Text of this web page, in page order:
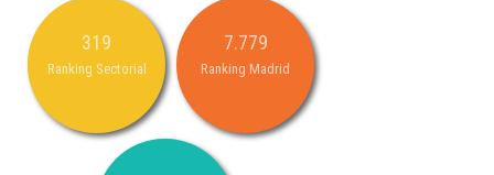
319
Ranking Sectorial
7.779
Ranking Madrid